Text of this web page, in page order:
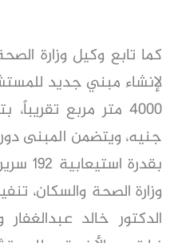
كما تابع وكيل وزارة
لإنشاء مبني جديد
جنيه، ويتضمن المبنى
وزارة الصحة والسكان،
الدكتور خالد